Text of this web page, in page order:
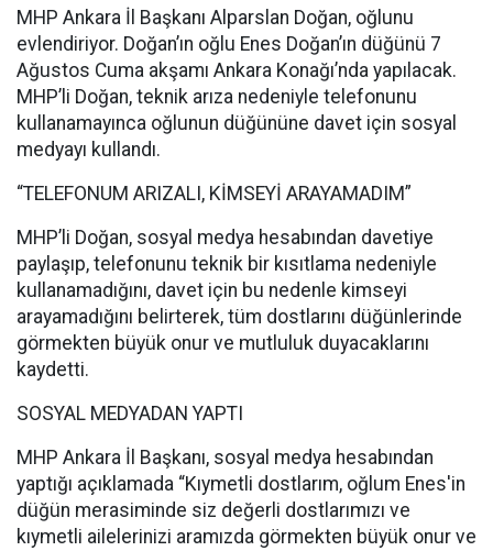
MHP Ankara İl Başkanı Alparslan Doğan, oğlunu
evlendiriyor. Doğan’ın oğlu Enes Doğan’ın düğünü 7
Ağustos Cuma akşamı Ankara Konağı’nda yapılacak.
MHP’li Doğan, teknik arıza nedeniyle telefonunu
kullanamayınca oğlunun düğününe davet için sosyal
medyayı kullandı.
“TELEFONUM ARIZALI, KİMSEYİ ARAYAMADIM”
MHP’li Doğan, sosyal medya hesabından davetiye
paylaşıp, telefonunu teknik bir kısıtlama nedeniyle
kullanamadığını, davet için bu nedenle kimseyi
arayamadığını belirterek, tüm dostlarını düğünlerinde
görmekten büyük onur ve mutluluk duyacaklarını
kaydetti.
SOSYAL MEDYADAN YAPTI
MHP Ankara İl Başkanı, sosyal medya hesabından
yaptığı açıklamada “Kıymetli dostlarım, oğlum Enes'in
düğün merasiminde siz değerli dostlarımızı ve
kıymetli ailelerinizi aramızda görmekten büyük onur ve